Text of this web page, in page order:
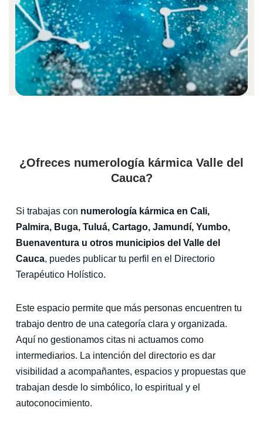
¿Ofreces numerología kármica Valle del
Cauca?
Si trabajas con numerología kármica en Cali,
Palmira, Buga, Tuluá, Cartago, Jamundí, Yumbo,
Buenaventura u otros municipios del Valle del
Cauca, puedes publicar tu perfil en el Directorio
Terapéutico Holístico.
Este espacio permite que más personas encuentren tu
trabajo dentro de una categoría clara y organizada.
Aquí no gestionamos citas ni actuamos como
intermediarios. La intención del directorio es dar
visibilidad a acompañantes, espacios y propuestas que
trabajan desde lo simbólico, lo espiritual y el
autoconocimiento.